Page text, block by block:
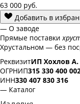
63 000 руб.
Добавить в
— О заводе
Прямые поставки
Хрустальном — без
РеквизитИП Хохлов
ОГРНИП315 330 400
ИНН330 407 830 316
— Каталог